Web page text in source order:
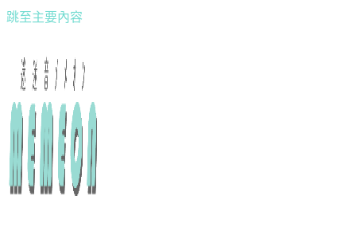
跳至主要內容